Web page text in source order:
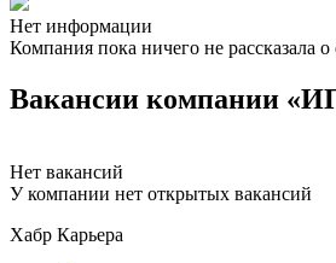
Нет информации
Компания пока ничего не рассказала о
Вакансии компании
Нет вакансий
У компании нет открытых вакансий
Хабр Карьера